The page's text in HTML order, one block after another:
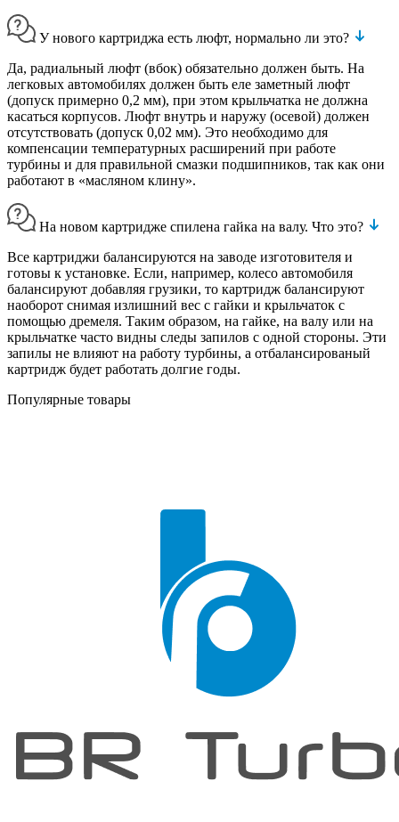
У нового картриджа есть люфт, нормально ли это?
Да, радиальный люфт (вбок) обязательно должен быть. На
легковых автомобилях должен быть еле заметный люфт
(допуск примерно 0,2 мм), при этом крыльчатка не должна
касаться корпусов. Люфт внутрь и наружу (осевой) должен
отсутствовать (допуск 0,02 мм). Это необходимо для
компенсации температурных расширений при работе
турбины и для правильной смазки подшипников, так как они
работают в «масляном клину».
На новом картридже спилена гайка на валу. Что это?
Все картриджи балансируются на заводе изготовителя и
готовы к установке. Если, например, колесо автомобиля
балансируют добавляя грузики, то картридж балансируют
наоборот снимая излишний вес с гайки и крыльчаток с
помощью дремеля. Таким образом, на гайке, на валу или на
крыльчатке часто видны следы запилов с одной стороны. Эти
запилы не влияют на работу турбины, а отбалансированый
картридж будет работать долгие годы.
Популярные товары